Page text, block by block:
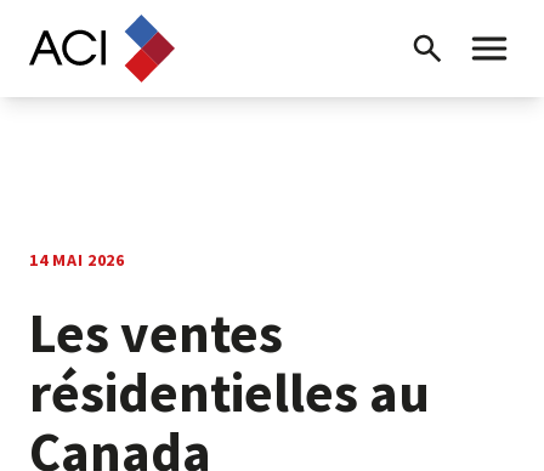
Skip to content
Recherche
Menu
14 MAI 2026
Les ventes
résidentielles au
Canada